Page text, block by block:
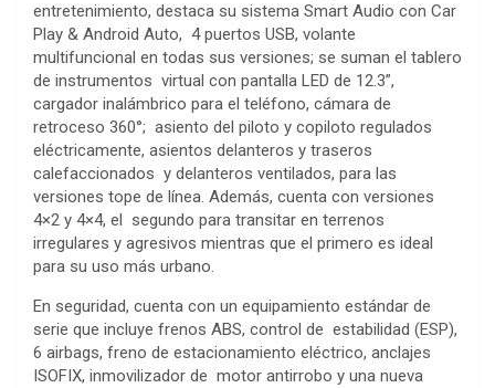
entretenimiento, destaca su sistema Smart Audio con Car
Play & Android Auto, 4 puertos USB, volante
multifuncional en todas sus versiones; se suman el tablero
de instrumentos virtual con pantalla LED de 12.3”,
cargador inalámbrico para el teléfono, cámara de
retroceso 360°; asiento del piloto y copiloto regulados
eléctricamente, asientos delanteros y traseros
calefaccionados y delanteros ventilados, para las
versiones tope de línea. Además, cuenta con versiones
4×2 y 4×4, el segundo para transitar en terrenos
irregulares y agresivos mientras que el primero es ideal
para su uso más urbano.
En seguridad, cuenta con un equipamiento estándar de
serie que incluye frenos ABS, control de estabilidad (ESP),
6 airbags, freno de estacionamiento eléctrico, anclajes
ISOFIX, inmovilizador de motor antirrobo y una nueva